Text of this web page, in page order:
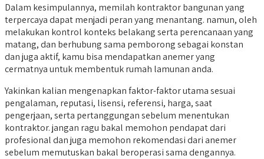
Dalam kesimpulannya, memilah kontraktor bangunan yang
terpercaya dapat menjadi peran yang menantang. namun, oleh
melakukan kontrol konteks belakang serta perencanaan yang
matang, dan berhubung sama pemborong sebagai konstan
dan juga aktif, kamu bisa mendapatkan anemer yang
cermatnya untuk membentuk rumah lamunan anda.
Yakinkan kalian mengenapkan faktor-faktor utama sesuai
pengalaman, reputasi, lisensi, referensi, harga, saat
pengerjaan, serta pertanggungan sebelum menentukan
kontraktor. jangan ragu bakal memohon pendapat dari
profesional dan juga memohon rekomendasi dari anemer
sebelum memutuskan bakal beroperasi sama dengannya.